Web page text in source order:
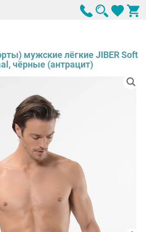
мужские лёгкие JIBER Soft
чёрные (антрацит)